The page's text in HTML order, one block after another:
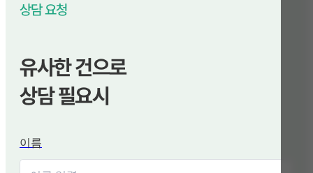
상담 요청
유사한 건으로
상담 필요시
이름